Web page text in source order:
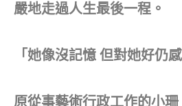
嚴地走過人生最後一程。
「她像沒記憶 但對她好仍感
原從事藝術行政工作的小